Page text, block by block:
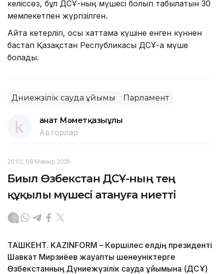
келіссөз, бұл ДСҰ-ның мүшесі болып табылатын 30
мемлекетпен жүргізілген.
Айта кетерлігі, осы хаттама күшіне енген күннен
бастап Қазақстан Республикасы ДСҰ-ға мүше
болады.
Дүниежүзілік сауда ұйымы Парламент
Қанат Мәметқазыұлы
Авторлар
20:02, 08 Мамыр 2026
Биыл Өзбекстан ДСҰ-ның тең
құқылы мүшесі атануға ниетті
ТАШКЕНТ. KAZINFORM – Көршілес елдің президенті
Шавкат Мирзиёев жауапты шенеуніктерге
Өзбекстанның Дүниежүзілік сауда ұйымына (ДСҰ)